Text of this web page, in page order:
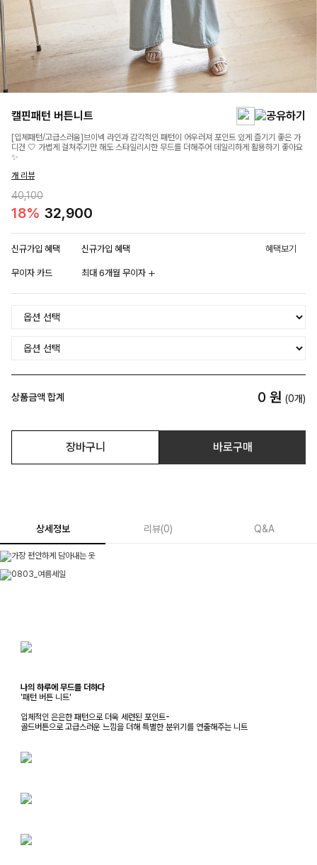
캘핀패턴 버튼니트
[입체패턴/고급스러움]브이넥 라인과 감각적인 패턴이 어우러져 포인트 있게 즐기기 좋은 가
디건 🤍 가볍게 걸쳐주기만 해도 스타일리시한 무드를 더해주어 데일리하게 활용하기 좋아요
✨
개 리뷰
40,100
18% 32,900
신규가입 혜택 신규가입 혜택 혜택보기
무이자 카드 최대 6개월 무이자
상품금액 합계 0 원 (0개)
장바구니 바로구매
상세정보 리뷰(0) Q&A
나의 하루에 무드를 더하다
'패턴 버튼 니트'
입체적인 은은한 패턴으로 더욱 세련된 포인트-
골드버튼으로 고급스러운 느낌을 더해 특별한 분위기를 연출해주는 니트